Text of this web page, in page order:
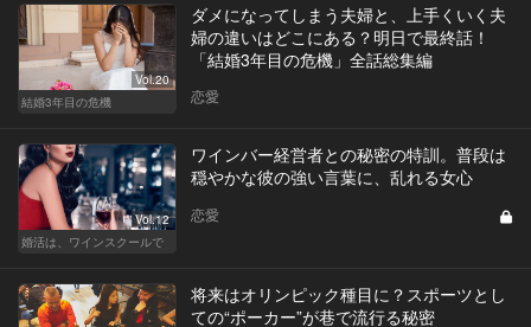
Vol.20
結婚3年目の危機
ダメになってしまう夫婦と、上手くいく夫
婦の違いはどこにある？明日で最終話！
「結婚3年目の危機」全話総集編
恋愛
Vol.12
婚活は、ワインスクールで
ワインバー経営者との秘密の特訓。普段は
穏やかな彼の強い言葉に、乱れる女心
恋愛
将来はオリンピック種目に？スポーツとし
ての“ポーカー”が巷で流行る秘密